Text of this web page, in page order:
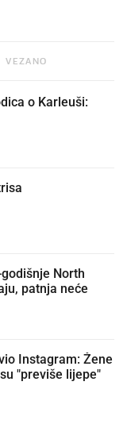
VEZANO
o Karleuši:
North
patnja neće
Instagram: Žene
"previše lijepe"